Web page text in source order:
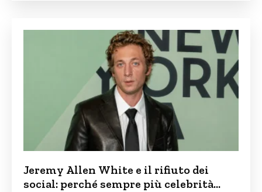
Jeremy Allen White e il rifiuto dei
social: perché sempre più celebrità